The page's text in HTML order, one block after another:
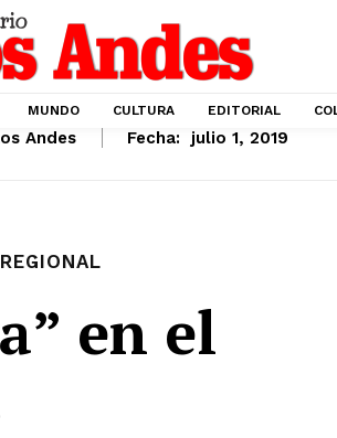
MUNDO CULTURA EDITORIAL
Andes Fecha: julio 1, 2019
REGIONAL
en el